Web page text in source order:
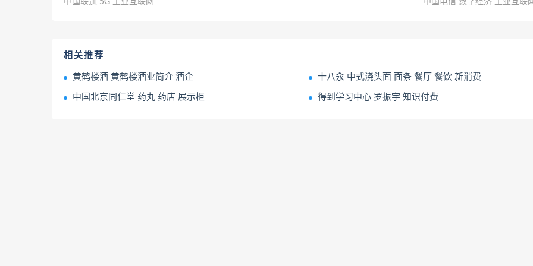
相关推荐
黄鹤楼酒 黄鹤楼酒业简介 酒企 十八汆 中式浇头面 面条 餐厅 餐饮 新消费
中国北京同仁堂 药丸 药店 展示柜 得到学习中心 罗振宇 知识付费